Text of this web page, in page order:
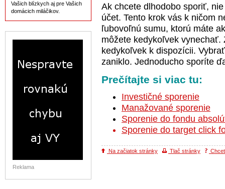
Vašich blízkych aj pre Vašich
domácich miláčikov.
Reklama
Ak chcete dlhodobo sporiť,
účet. Tento krok vás k ničom
ľubovoľnú sumu, ktorú máte
môžete kedykoľvek vynechať.
kedykoľvek k dispozícii.
zaniklo. Jednoducho sporíte
Prečítajte si viac tu:
Investičné sporenie
Manažované sporenie
Sporenie do fondu
Sporenie do target click
Na začiatok stránky Tlač stránky